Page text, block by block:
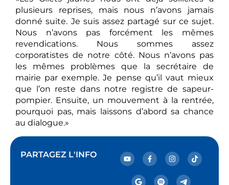
plusieurs reprises, mais nous n’avons jamais
donné suite. Je suis assez partagé sur ce sujet.
Nous n’avons pas forcément les mêmes
revendications. Nous sommes assez
corporatistes de notre côté. Nous n’avons pas
les mêmes problèmes que la secrétaire de
mairie par exemple. Je pense qu’il vaut mieux
que l’on reste dans notre registre de sapeur-
pompier. Ensuite, un mouvement à la rentrée,
pourquoi pas, mais laissons d’abord sa chance
au dialogue.»
PARTAGEZ L'INFO